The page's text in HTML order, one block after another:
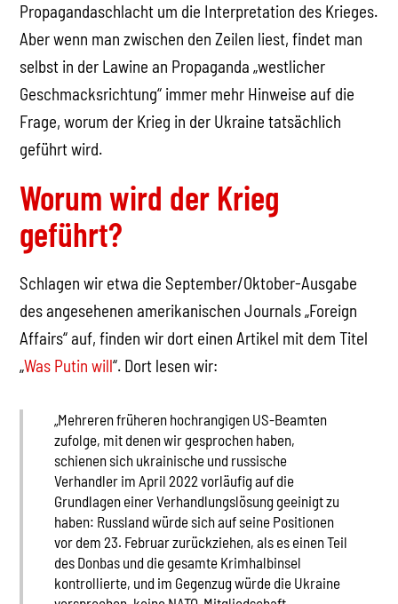
Propagandaschlacht um die Interpretation des Krieges.
Aber wenn man zwischen den Zeilen liest, findet man
selbst in der Lawine an Propaganda „westlicher
Geschmacksrichtung“ immer mehr Hinweise auf die
Frage, worum der Krieg in der Ukraine tatsächlich
geführt wird.
Worum wird der Krieg
geführt?
Schlagen wir etwa die September/Oktober-Ausgabe
des angesehenen amerikanischen Journals „Foreign
Affairs“ auf, finden wir dort einen Artikel mit dem Titel
„Was Putin will“. Dort lesen wir:
„Mehreren früheren hochrangigen US-Beamten
zufolge, mit denen wir gesprochen haben,
schienen sich ukrainische und russische
Verhandler im April 2022 vorläufig auf die
Grundlagen einer Verhandlungslösung geeinigt zu
haben: Russland würde sich auf seine Positionen
vor dem 23. Februar zurückziehen, als es einen Teil
des Donbas und die gesamte Krimhalbinsel
kontrollierte, und im Gegenzug würde die Ukraine